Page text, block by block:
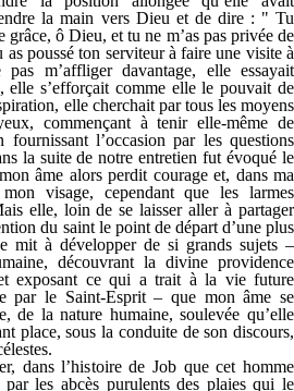
la main vers Dieu et de dire : " Tu
grâce, ô Dieu, et tu ne m’as pas privée de
as poussé ton serviteur à faire une visite à
m’affliger davantage, elle essayait
elle s’efforçait comme elle le pouvait de
elle cherchait par tous les moyens
commençant à tenir elle-même de
fournissant l’occasion par les questions
la suite de notre entretien fut évoqué le
âme alors perdit courage et, dans ma
visage, cependant que les larmes
elle, loin de se laisser aller à partager
du saint le point de départ d’une plus
mit à développer de si grands sujets –
découvrant la divine providence
exposant ce qui a trait à la vie future
par le Saint-Esprit – que mon âme se
de la nature humaine, soulevée qu’elle
place, sous la conduite de son discours,
dans l’histoire de Job que cet homme
les abcès purulents des plaies qui le